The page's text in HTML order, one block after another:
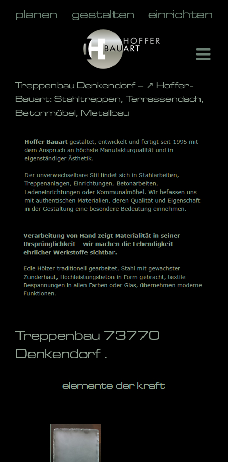
Treppenbau Denkendorf – ↗️ Hoffer-
Bauart: Stahltreppen, Terrassendach,
Betonmöbel, Metallbau
Treppenbau 73770
Denkendorf .